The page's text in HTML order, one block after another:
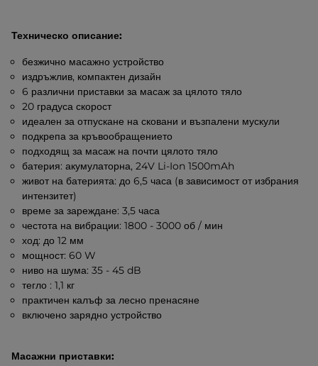
Техническо описание:
безжично масажно устройство
издръжлив, компактен дизайн
6 различни приставки за масаж за цялото тяло
20 градуса скорост
идеален за отпускане на сковани и възпалени мускули
подкрепа за кръвообращението
подходящ за масаж на почти цялото тяло
батерия: акумулаторна, 24V Li-Ion 1500mAh
живот на батерията: до 6,5 часа (в зависимост от избрания
интензитет)
време за зареждане: 3,5 часа
честота на вибрации: 1800 - 3000 об / мин
ход: до 12 мм
мощност: 60 W
ниво на шума: 35 - 45 dB
тегло : 1,1 кг
практичен калъф за лесно пренасяне
включено зарядно устройство
Масажни приставки: